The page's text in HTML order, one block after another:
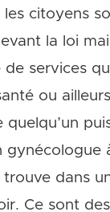
les citoyens
la loi
de services
ou
gynécologue
dans
Ce sont